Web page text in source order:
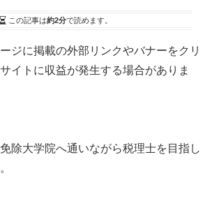
この記事は約2分で読めます。
ジに掲載の外部リンクやバナーをクリ
イトに収益が発生する場合がありま
除大学院へ通いながら税理士を目指し